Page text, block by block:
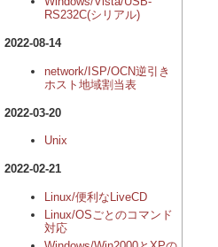
RS232C(シリアル)
2022-08-14
network/ISP/OCN逆引き
ホスト地域割当表
2022-03-20
Unix
2022-02-21
Linux/便利なLiveCD
Linux/OSごとのコマンド
対応